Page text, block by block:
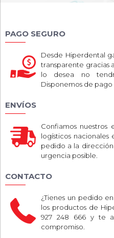
PAGO SEGURO
Desde Hiperdental
transparente gracias
lo desea no
Disponemos de
ENVÍOS
Confiamos nuestros
logísticos nacionales
pedido a la
urgencia posible.
CONTACTO
¿Tienes un pedido
los productos de
927 248 666 y te
compromiso.